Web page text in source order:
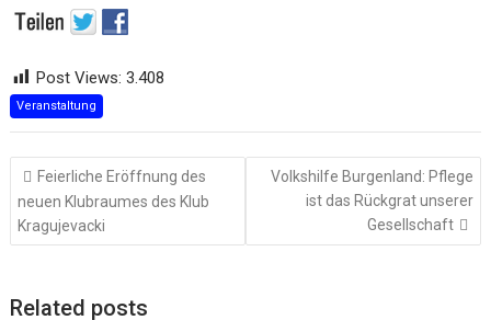
Post Views: 3.408
Veranstaltung
Beitragsnavigation
Feierliche Eröffnung des
neuen Klubraumes des Klub
Kragujevacki
Volkshilfe Burgenland: Pflege
ist das Rückgrat unserer
Gesellschaft
Related posts